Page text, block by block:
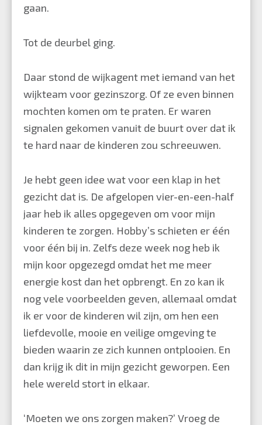
gaan.
Tot de deurbel ging.
Daar stond de wijkagent met iemand van het
wijkteam voor gezinszorg. Of ze even binnen
mochten komen om te praten. Er waren
signalen gekomen vanuit de buurt over dat ik
te hard naar de kinderen zou schreeuwen.
Je hebt geen idee wat voor een klap in het
gezicht dat is. De afgelopen vier-en-een-half
jaar heb ik alles opgegeven om voor mijn
kinderen te zorgen. Hobby’s schieten er één
voor één bij in. Zelfs deze week nog heb ik
mijn koor opgezegd omdat het me meer
energie kost dan het opbrengt. En zo kan ik
nog vele voorbeelden geven, allemaal omdat
ik er voor de kinderen wil zijn, om hen een
liefdevolle, mooie en veilige omgeving te
bieden waarin ze zich kunnen ontplooien. En
dan krijg ik dit in mijn gezicht geworpen. Een
hele wereld stort in elkaar.
‘Moeten we ons zorgen maken?’ Vroeg de